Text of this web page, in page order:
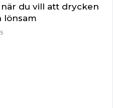
du vill att drycken
lönsam